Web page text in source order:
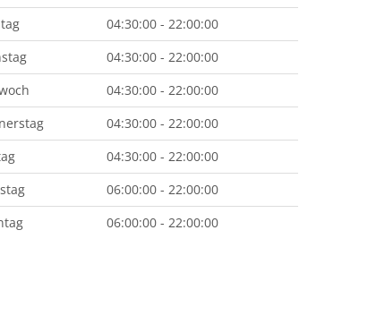
04:30:00 - 22:00:00
04:30:00 - 22:00:00
04:30:00 - 22:00:00
04:30:00 - 22:00:00
04:30:00 - 22:00:00
06:00:00 - 22:00:00
06:00:00 - 22:00:00